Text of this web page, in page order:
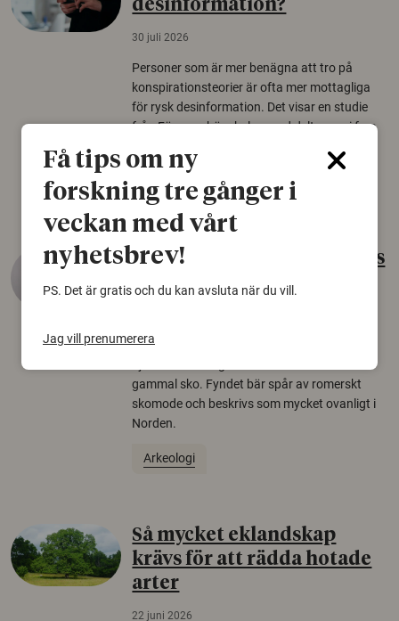
desinformation?
30 juli 2026
Personer som är mer benägna att tro på
konspirationsteorier är ofta mer mottagliga
för rysk desinformation. Det visar en studie
från Försvarshögskolan med deltagare i fyra
Säkerhetspolitik
Gammalt skinn var Sveriges
äldsta sko
Det som arkeologer länge trodde var en
gammal sko. Fyndet bär spår av romerskt
skomode och beskrivs som mycket ovanligt i
Norden.
Arkeologi
Så mycket eklandskap
krävs för att rädda hotade
arter
22 juni 2026
Få tips om ny
forskning tre gånger i
veckan med vårt
nyhetsbrev!
PS. Det är gratis och du kan avsluta när du vill.
Jag vill prenumerera